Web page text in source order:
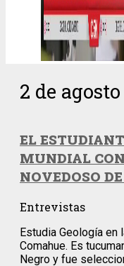
2 de
EL
MUNDIAL
NOVEDOSO
Entrevistas
Estudia Geología en
Comahue. Es
Negro y fue